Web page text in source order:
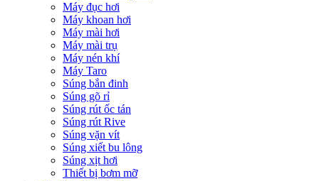
Máy đục hơi
Máy khoan hơi
Máy mài hơi
Máy mài trụ
Máy nén khí
Máy Taro
Súng bắn đinh
Súng gõ rỉ
Súng rút ốc tán
Súng rút Rive
Súng vặn vít
Súng xiết bu lông
Súng xịt hơi
Thiết bị bơm mỡ